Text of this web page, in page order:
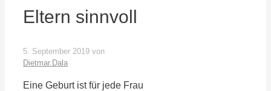
Eltern sinnvoll
5. September 2019 von
Dietmar.Dala
Eine Geburt ist für jede Frau